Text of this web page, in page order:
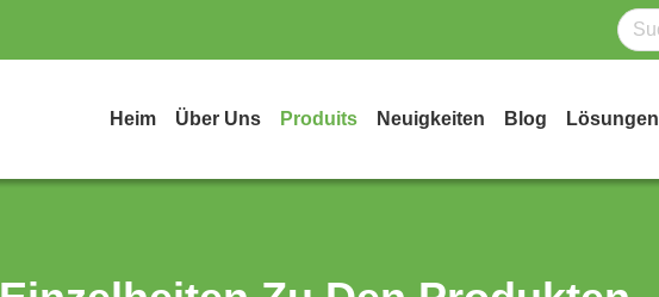
Heim Über Uns Produits Neuigkeiten Blog Lösungen